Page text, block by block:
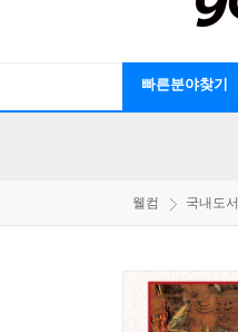
빠른분야찾기
웰컴 국내도서